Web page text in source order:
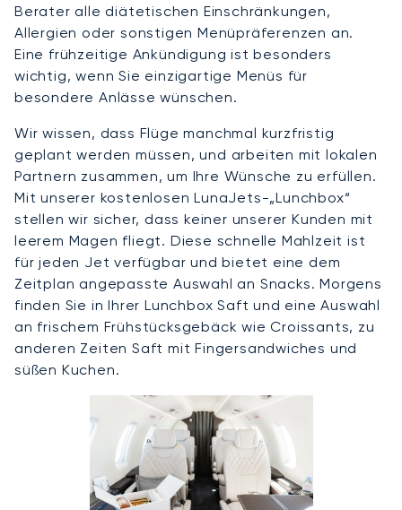
Berater alle diätetischen Einschränkungen,
Allergien oder sonstigen Menüpräferenzen an.
Eine frühzeitige Ankündigung ist besonders
wichtig, wenn Sie einzigartige Menüs für
besondere Anlässe wünschen.
Wir wissen, dass Flüge manchmal kurzfristig
geplant werden müssen, und arbeiten mit lokalen
Partnern zusammen, um Ihre Wünsche zu erfüllen.
Mit unserer kostenlosen LunaJets-„Lunchbox“
stellen wir sicher, dass keiner unserer Kunden mit
leerem Magen fliegt. Diese schnelle Mahlzeit ist
für jeden Jet verfügbar und bietet eine dem
Zeitplan angepasste Auswahl an Snacks. Morgens
finden Sie in Ihrer Lunchbox Saft und eine Auswahl
an frischem Frühstücksgebäck wie Croissants, zu
anderen Zeiten Saft mit Fingersandwiches und
süßen Kuchen.